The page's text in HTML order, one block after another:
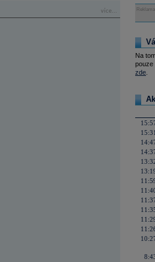
více... Reklama
Na
pouze
zde
15:31